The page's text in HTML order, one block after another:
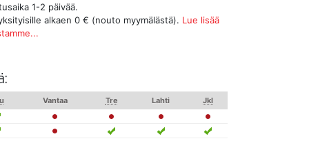
1-2 päivää.
alkaen 0 € (nouto myymälästä). Lue lisää
Vantaa Tre Lahti Jkl